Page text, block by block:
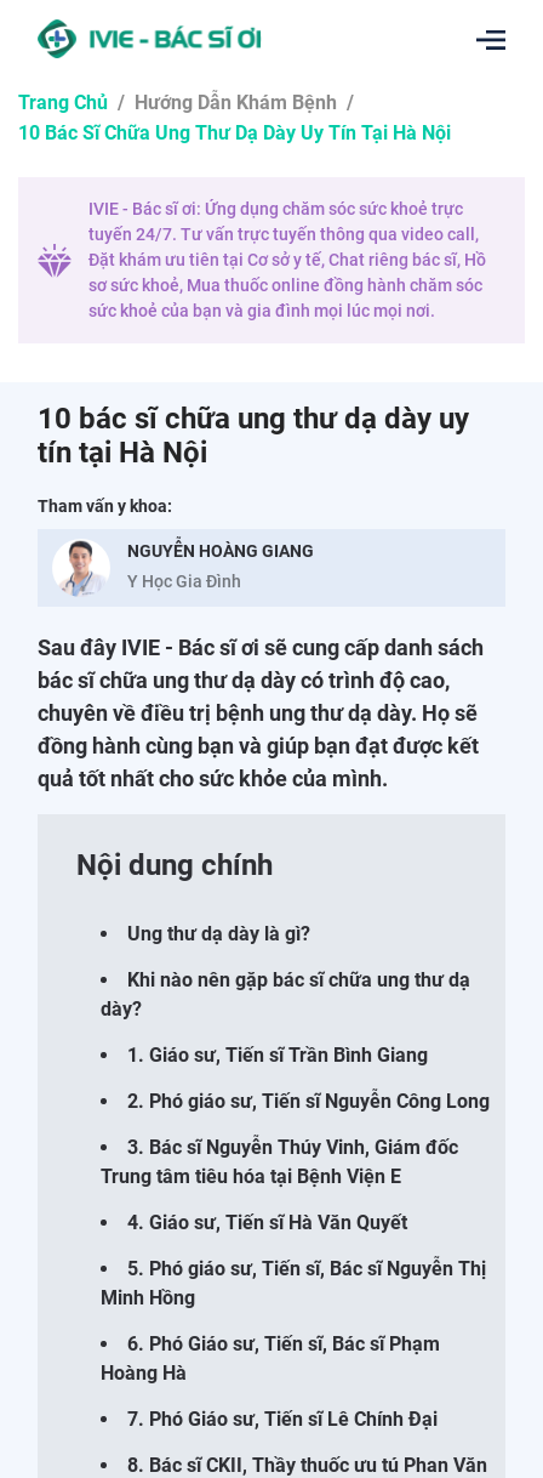
Trang Chủ / Hướng Dẫn Khám Bệnh /
10 Bác Sĩ Chữa Ung Thư Dạ Dày Uy Tín Tại Hà Nội
IVIE - Bác sĩ ơi: Ứng dụng chăm sóc sức khoẻ trực
tuyến 24/7. Tư vấn trực tuyến thông qua video call,
Đặt khám ưu tiên tại Cơ sở y tế, Chat riêng bác sĩ, Hồ
sơ sức khoẻ, Mua thuốc online đồng hành chăm sóc
sức khoẻ của bạn và gia đình mọi lúc mọi nơi.
10 bác sĩ chữa ung thư dạ dày uy
tín tại Hà Nội
Tham vấn y khoa:
NGUYỄN HOÀNG GIANG
Y Học Gia Đình
Sau đây IVIE - Bác sĩ ơi sẽ cung cấp danh sách
bác sĩ chữa ung thư dạ dày có trình độ cao,
chuyên về điều trị bệnh ung thư dạ dày. Họ sẽ
đồng hành cùng bạn và giúp bạn đạt được kết
quả tốt nhất cho sức khỏe của mình.
Nội dung chính
Ung thư dạ dày là gì?
Khi nào nên gặp bác sĩ chữa ung thư dạ
dày?
1. Giáo sư, Tiến sĩ Trần Bình Giang
2. Phó giáo sư, Tiến sĩ Nguyễn Công Long
3. Bác sĩ Nguyễn Thúy Vinh, Giám đốc
Trung tâm tiêu hóa tại Bệnh Viện E
4. Giáo sư, Tiến sĩ Hà Văn Quyết
5. Phó giáo sư, Tiến sĩ, Bác sĩ Nguyễn Thị
Minh Hồng
6. Phó Giáo sư, Tiến sĩ, Bác sĩ Phạm
Hoàng Hà
7. Phó Giáo sư, Tiến sĩ Lê Chính Đại
8. Bác sĩ CKII, Thầy thuốc ưu tú Phan Văn